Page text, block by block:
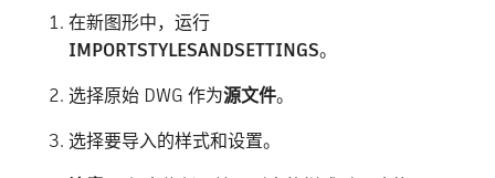
在新图形中，运行
IMPORTSTYLESANDSETTINGS。
选择原始 DWG 作为源文件。
选择要导入的样式和设置。